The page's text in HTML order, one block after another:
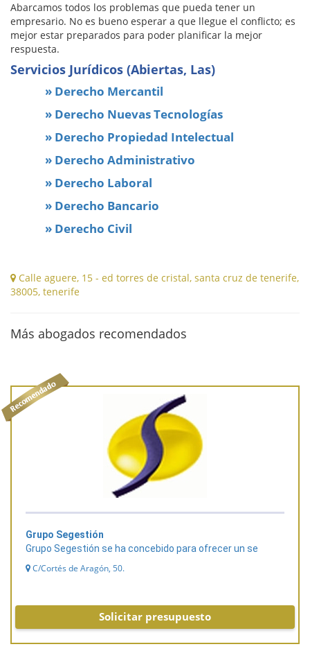
Abarcamos todos los problemas que pueda tener un
empresario. No es bueno esperar a que llegue el conflicto; es
mejor estar preparados para poder planificar la mejor
respuesta.
Servicios Jurídicos (Abiertas, Las)
» Derecho Mercantil
» Derecho Nuevas Tecnologías
» Derecho Propiedad Intelectual
» Derecho Administrativo
» Derecho Laboral
» Derecho Bancario
» Derecho Civil
Calle aguere, 15 - ed torres de cristal, santa cruz de tenerife,
38005, tenerife
Más abogados recomendados
Grupo Segestión
Grupo Segestión se ha concebido para ofrecer un se
C/Cortés de Aragón, 50.
Solicitar presupuesto